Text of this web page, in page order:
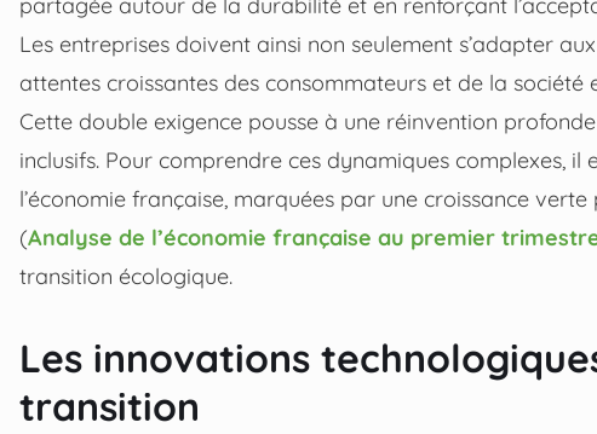
Les entreprises doivent ainsi non seulement s’adapter
attentes croissantes des consommateurs et de la société
Cette double exigence pousse à une réinvention
inclusifs. Pour comprendre ces dynamiques complexes, il
l’économie française, marquées par une croissance
(Analyse de l’économie française au premier
transition écologique.
Les innovations
transition